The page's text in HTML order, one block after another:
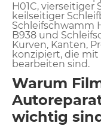
H01C, vierseitiger
keilseitiger
Schleifschwamm
B938 und
Kurven, Kanten,
konzipiert, die mit
bearbeiten sind.
Warum
wichtig